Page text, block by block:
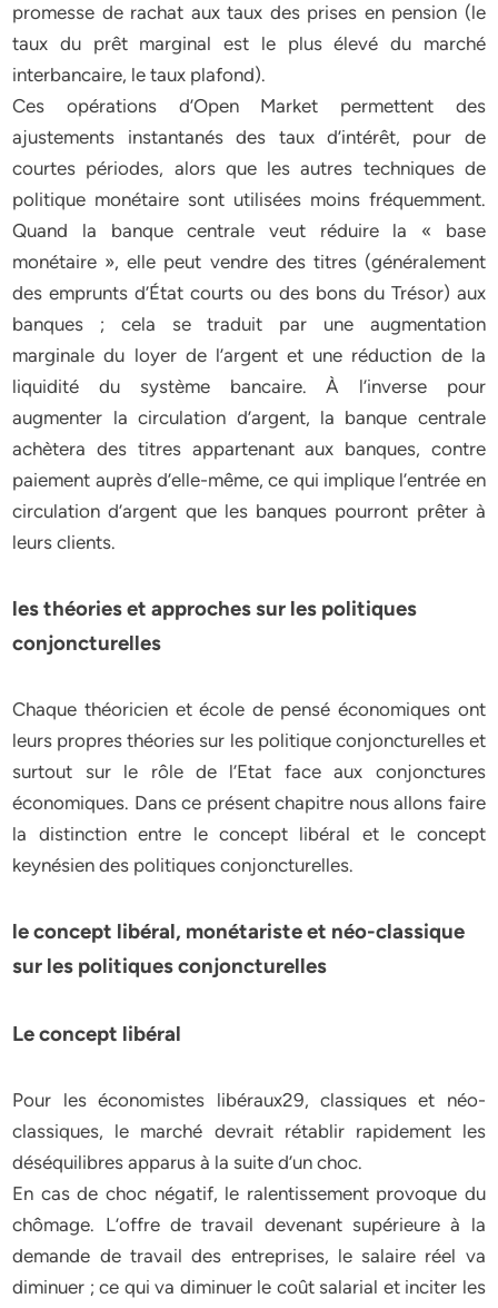
promesse de rachat aux taux des prises en pension (le
taux du prêt marginal est le plus élevé du marché
interbancaire, le taux plafond).
Ces opérations d’Open Market permettent des
ajustements instantanés des taux d’intérêt, pour de
courtes périodes, alors que les autres techniques de
politique monétaire sont utilisées moins fréquemment.
Quand la banque centrale veut réduire la « base
monétaire », elle peut vendre des titres (généralement
des emprunts d’État courts ou des bons du Trésor) aux
banques ; cela se traduit par une augmentation
marginale du loyer de l’argent et une réduction de la
liquidité du système bancaire. À l’inverse pour
augmenter la circulation d’argent, la banque centrale
achètera des titres appartenant aux banques, contre
paiement auprès d’elle-même, ce qui implique l’entrée en
circulation d’argent que les banques pourront prêter à
leurs clients.
les théories et approches sur les politiques
conjoncturelles
Chaque théoricien et école de pensé économiques ont
leurs propres théories sur les politique conjoncturelles et
surtout sur le rôle de l’Etat face aux conjonctures
économiques. Dans ce présent chapitre nous allons faire
la distinction entre le concept libéral et le concept
keynésien des politiques conjoncturelles.
le concept libéral, monétariste et néo-classique
sur les politiques conjoncturelles
Le concept libéral
Pour les économistes libéraux29, classiques et néo-
classiques, le marché devrait rétablir rapidement les
déséquilibres apparus à la suite d’un choc.
En cas de choc négatif, le ralentissement provoque du
chômage. L’offre de travail devenant supérieure à la
demande de travail des entreprises, le salaire réel va
diminuer ; ce qui va diminuer le coût salarial et inciter les